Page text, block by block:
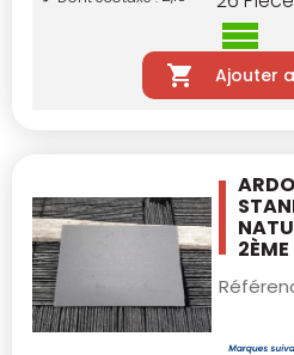
Ajouter